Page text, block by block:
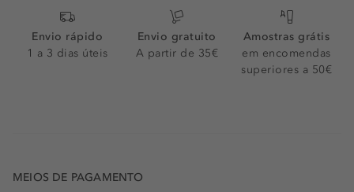
Envio rápido
1 a 3 dias úteis
Envio gratuito
A partir de 35€
Amostras grátis
em encomendas
superiores a 50€
MEIOS DE PAGAMENTO